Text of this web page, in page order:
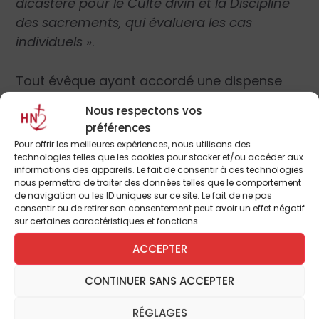
Nous respectons vos
préférences
Pour offrir les meilleures expériences, nous utilisons des
technologies telles que les cookies pour stocker et/ou accéder aux
informations des appareils. Le fait de consentir à ces technologies
nous permettra de traiter des données telles que le comportement
de navigation ou les ID uniques sur ce site. Le fait de ne pas
consentir ou de retirer son consentement peut avoir un effet négatif
sur certaines caractéristiques et fonctions.
ACCEPTER
CONTINUER SANS ACCEPTER
RÉGLAGES
des sacrements, qui évaluera les cas
individuels ».
Tout évêque ayant accordé une dispense
sans le consentement de Rome est ainsi
rappelé à l’ordre de se conformer à la
décision du dicastère pour le Culte divin, en
reprenant la procédure. Par le même rescrit,
le Pape «confirme ce qui a été établi»
concernant les réponses auxdubiaqui ont
suiviTraditionis Custodesle 4 décembre
2021.
… poussé par le dicastère du Culte divin
Il semble que le cardinal Roche, préfet du